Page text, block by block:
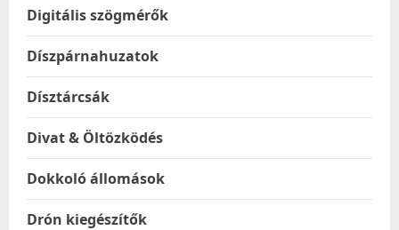
Digitális szögmérők
Díszpárnahuzatok
Dísztárcsák
Divat & Öltözködés
Dokkoló állomások
Drón kiegészítők